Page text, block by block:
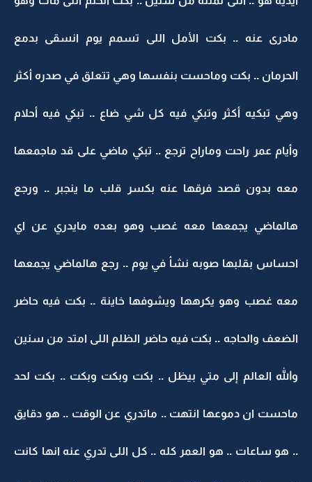
مادرى عنه .. بكت الأمل اللى تسمم يوم انسقى بدمع
الحرمان .. بكت وماحست بنفسها وهي تتعلق في صدره أكثر
وهي تبكيه أكثر وتبكي فيه كل شي ضاع .. تبكي فيه أحلام
وأيام عمر راحت وماراح ترجع .. تبكي ماضي على قد ماجمعها
معه بدون قصد فرقها عنه بكسر قلب ما ينجبر .. ورجع
هالماضي يجمعها معه غصب وهو بعده مايدري عن اي
احساس بقلبها صوبه نشأ في يوم .. رجع هالماضي يجمعها
معه غصب وهو يكرهها ويشوفها خاينة .. بكت فيه حاضر
الضعف والحاجه .. بكت فيه حاضر الظلم اللى امتد من سنين
والله العالم إلى متي بيظل .. بكت وبكت وبكت .. بكت لحد
ماحست ان دموعها انتهت .. ماتدري عن الوقت .. هو دقايق
.. هو ساعات .. هو العمر كله .. كل اللى تدري عنه انها كانت